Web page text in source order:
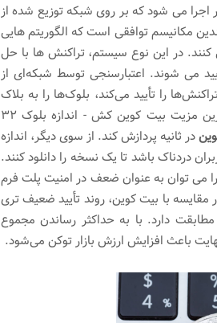
اجرا می شود که بر روی شبکه توزیع شده از
مکانیسم توافقی است که الگوریتم هایی
در این نوع سیستم، تراکنش ها با حل
می شوند. اعتبارسنجی توسط شبکه‌ای از
را تأیید می‌کند، بلوک‌ها را به بلاک
چین اضافه می‌کند و سکه‌های جدیدی را برای گردش تولید می‌کند. بزرگترین مزیت بیت کوین کش - اندازه بلوک 32
در ثانیه پردازش کند. از سوی دیگر، اندازه
دردناک باشد تا یک نسخه را دانلود کنند.
می توان به عنوان ضعف در امنیت پلت فرم
با بیت کوین، روند تأیید ضعیف تری
دارد. با به حداکثر رساندن مجموع